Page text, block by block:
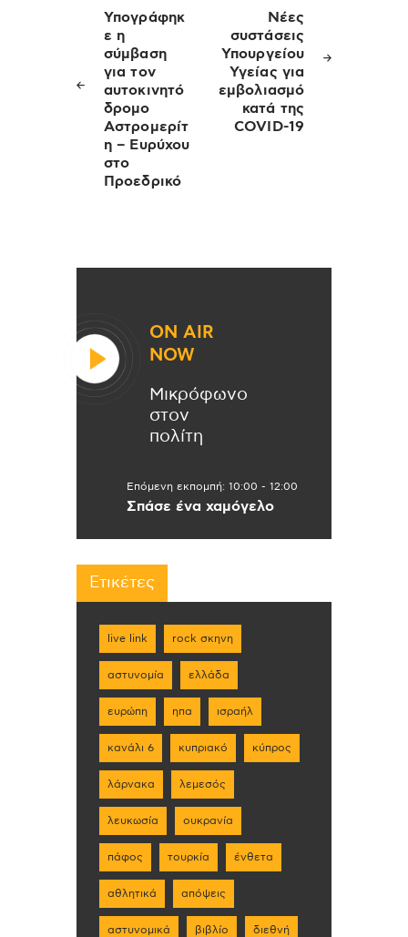
άρθρων
Υπογράφηκ
ε η
σύμβαση
για τον
αυτοκινητό
δρομο
Αστρομερίτ
η – Ευρύχου
στο
Προεδρικό
Νέες
συστάσεις
Υπουργείου
Υγείας για
εμβολιασμό
κατά της
COVID-19
ON AIR
NOW
Μικρόφωνο
στον
πολίτη
Επόμενη εκπομπή: 10:00 - 12:00
Σπάσε ένα χαμόγελο
Ετικέτες
live link rock σκηνη
αστυνομία ελλάδα
ευρώπη ηπα ισραήλ
κανάλι 6 κυπριακό κύπρος
λάρνακα λεμεσός
λευκωσία ουκρανία
πάφος τουρκία ένθετα
αθλητικά απόψεις
αστυνομικά βιβλίο διεθνή